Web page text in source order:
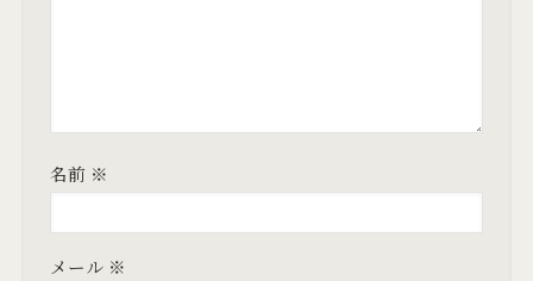
名前 ※
メール ※